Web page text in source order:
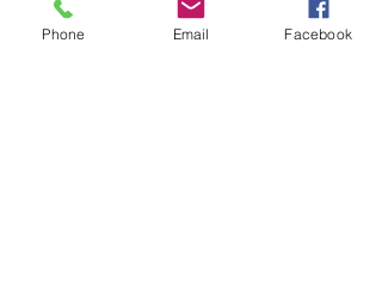
Phone Email Facebook